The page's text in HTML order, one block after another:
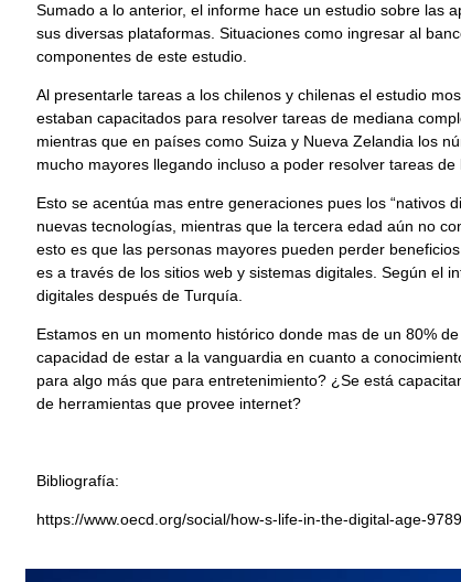
Sumado a lo anterior, el informe hace un estudio sobre las
sus diversas plataformas. Situaciones como ingresar al
componentes de este estudio.
Al presentarle tareas a los chilenos y chilenas el estudio
estaban capacitados para resolver tareas de mediana
mientras que en países como Suiza y Nueva Zelandia los
mucho mayores llegando incluso a poder resolver tareas
Esto se acentúa mas entre generaciones pues los “nativos
nuevas tecnologías, mientras que la tercera edad aún no
esto es que las personas mayores pueden perder
es a través de los sitios web y sistemas digitales. Según el
digitales después de Turquía.
Estamos en un momento histórico donde mas de un 80%
capacidad de estar a la vanguardia en cuanto a
para algo más que para entretenimiento? ¿Se está
de herramientas que provee internet?
Bibliografía:
https://www.oecd.org/social/how-s-life-in-the-digital-age-